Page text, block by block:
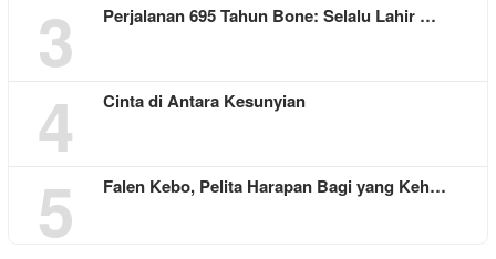
3 Perjalanan 695 Tahun Bone: Selalu Lahir …
4 Cinta di Antara Kesunyian
5 Falen Kebo, Pelita Harapan Bagi yang Keh…